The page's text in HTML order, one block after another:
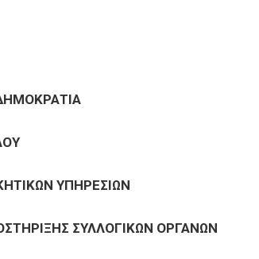
ΥΠΗΡΕΣΙΩΝ
ΣΥΛΛΟΓΙΚΩΝ ΟΡΓΑΝΩΝ